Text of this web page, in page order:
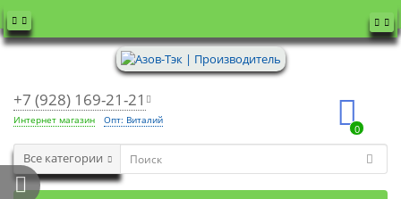
+7 (928) 169-21-21
Интернет магазин Опт: Виталий
0
Все категории